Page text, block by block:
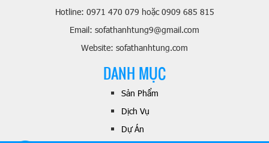
Hotline: 0971 470 079 hoặc 0909 685 815
Email: sofathanhtung9@gmail.com
Website: sofathanhtung.com
DANH MỤC
Sản Phẩm
Dịch Vụ
Dự Án